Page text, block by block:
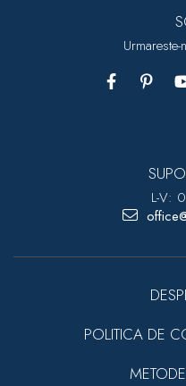
L-V:
POLITICA DE